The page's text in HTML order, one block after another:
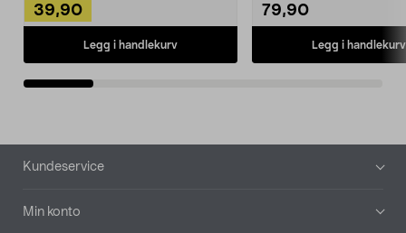
39,90
Legg i handlekurv
79,90
Legg i handlekurv
Bunntekst
Kundeservice
Min konto